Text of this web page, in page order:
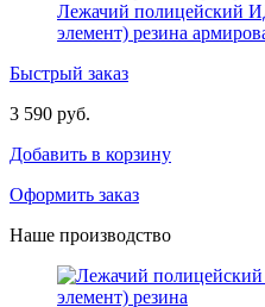
Лежачий полицейский
элемент) резина
Быстрый заказ
3 590 руб.
Добавить в корзину
Оформить заказ
Наше производство